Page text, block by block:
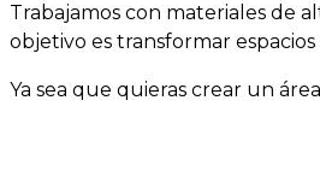
Trabajamos con materiales de
objetivo es transformar
Ya sea que quieras crear un